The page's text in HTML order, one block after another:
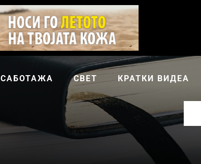
САБОТАЖА СВЕТ КРАТКИ ВИДЕА